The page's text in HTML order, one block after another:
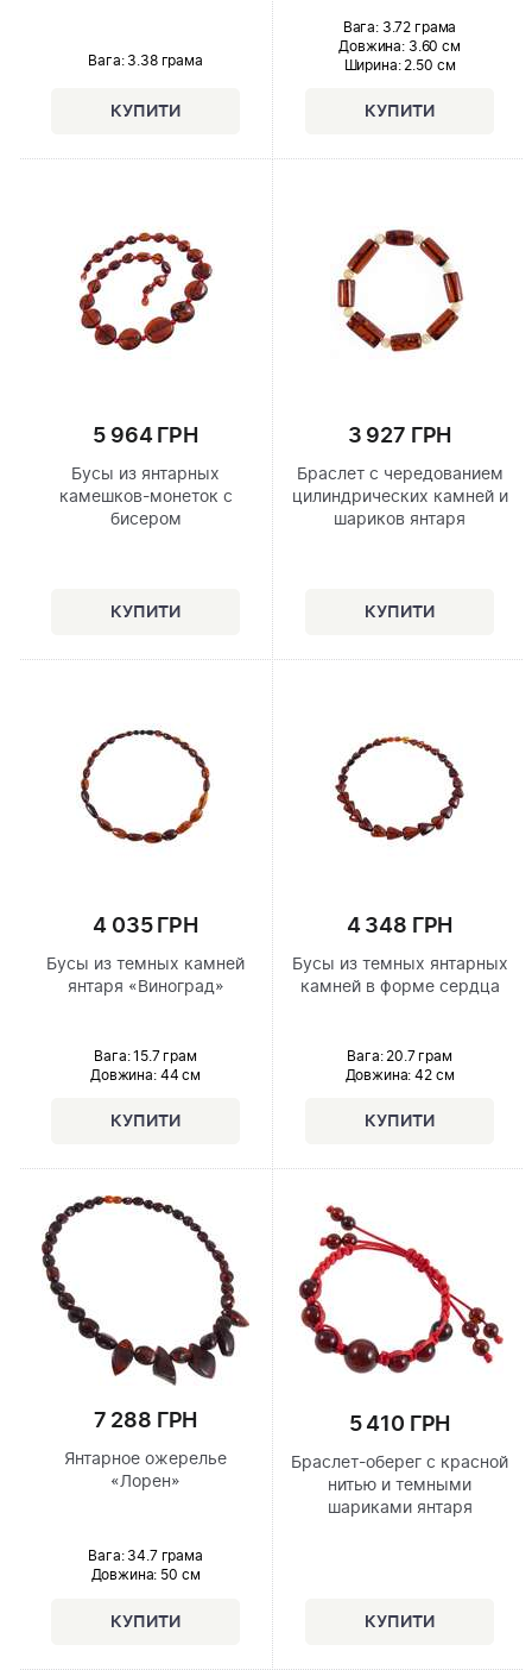
Вага: 3.38 грама
Вага: 3.72 грама
Довжина: 3.60 см
Ширина: 2.50 см
5 964 ГРН
Бусы из янтарных
камешков-монеток с
бисером
3 927 ГРН
Браслет с чередованием
цилиндрических камней и
шариков янтаря
4 035 ГРН
Бусы из темных камней
янтаря «Виноград»
Вага: 15.7 грам
Довжина:44 см
4 348 ГРН
Бусы из темных янтарных
камней в форме сердца
Вага: 20.7 грам
Довжина: 42 см
7 288 ГРН
Янтарное ожерелье
«Лорен»
Вага: 34.7 грама
Довжина: 50 см
5 410 ГРН
Браслет-оберег с красной
нитью и темными
шариками янтаря